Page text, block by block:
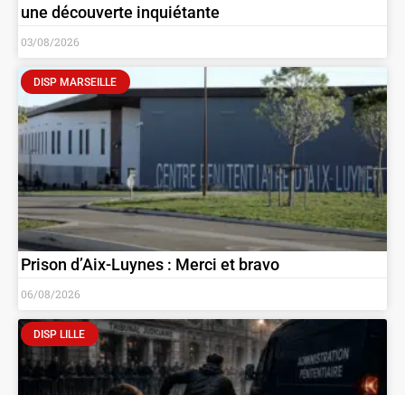
une découverte inquiétante
03/08/2026
DISP MARSEILLE
Prison d’Aix-Luynes : Merci et bravo
06/08/2026
DISP LILLE